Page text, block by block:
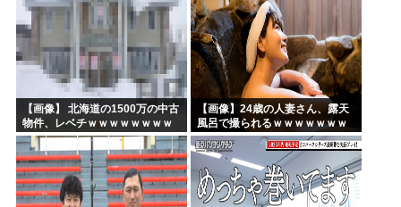
【画像】 北海道の1500万の中古
物件、レベチｗｗｗｗｗｗｗｗ
ｗｗｗｗｗｗｗｗｗｗｗｗ
【画像】24歳の人妻さん、露天
風呂で撮られるｗｗｗｗｗｗｗ
ｗｗｗｗｗｗｗｗｗｗ